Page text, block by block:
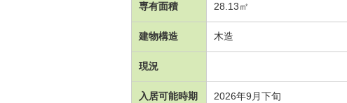
専有面積 28.13㎡
建物構造 木造
現況
入居可能時期 2026年9月下旬